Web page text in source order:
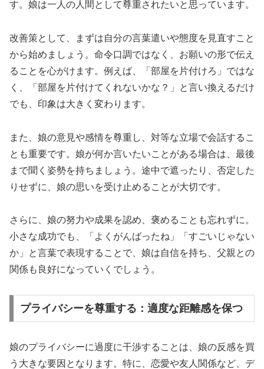
す。娘は一人の人間として尊重されたいと思っています。
改善策として、まずは自分の言葉遣いや態度を見直すこと
から始めましょう。命令口調ではなく、お願いの形で伝え
ることを心がけます。例えば、「部屋を片付けろ」ではな
く、「部屋を片付けてくれないかな？」と言い換えるだけ
でも、印象は大きく変わります。
また、娘の意見や感情を尊重し、対等な立場で会話するこ
とも重要です。娘が何か言いたいことがある場合は、最後
まで聞く姿勢を持ちましょう。途中で遮ったり、否定した
りせずに、娘の思いを受け止めることが大切です。
さらに、娘の努力や成果を認め、褒めることも忘れずに。
小さな成功でも、「よくがんばったね」「すごいじゃない
か」と言葉で表現することで、娘は自信を持ち、父親との
関係も良好になっていくでしょう。
プライバシーを尊重する：適度な距離感を保つ
娘のプライバシーに過度に干渉することは、娘の反感を買
う大きな要因となります。特に、恋愛や友人関係など、デ